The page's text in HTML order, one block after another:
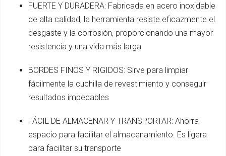
FUERTE Y DURADERA: Fabricada en acero inoxidable
de alta calidad, la herramienta resiste eficazmente el
desgaste y la corrosión, proporcionando una mayor
resistencia y una vida más larga
BORDES FINOS Y RIGIDOS: Sirve para limpiar
fácilmente la cuchilla de revestimiento y conseguir
resultados impecables
FÁCIL DE ALMACENAR Y TRANSPORTAR: Ahorra
espacio para facilitar el almacenamiento. Es ligera
para facilitar su transporte